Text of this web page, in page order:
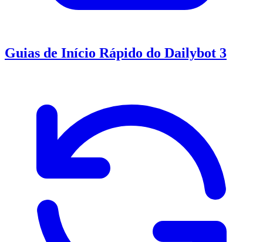
Guias de Início Rápido do Dailybot 3